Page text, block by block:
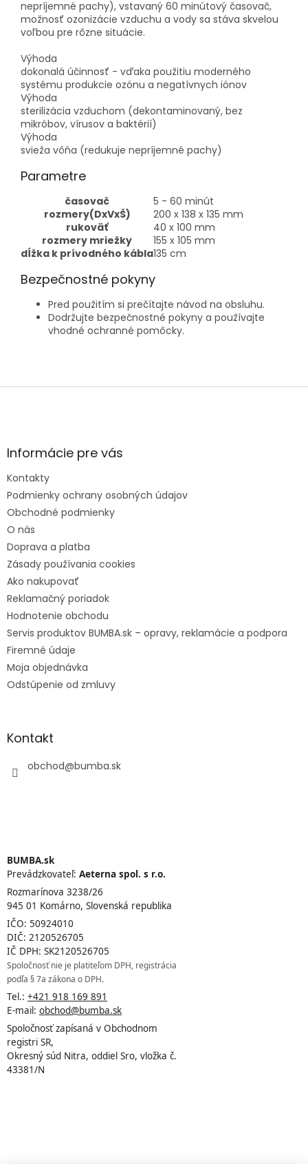
nepríjemné pachy), vstavaný 60 minútový časovač,
možnosť ozonizácie vzduchu a vody sa stáva skvelou
voľbou pre rôzne situácie.
Výhoda
dokonalá účinnosť - vďaka použitiu moderného
systému produkcie ozónu a negatívnych iónov
Výhoda
sterilizácia vzduchom (dekontaminovaný, bez
mikróbov, vírusov a baktérií)
Výhoda
svieža vôňa (redukuje nepríjemné pachy)
Parametre
časovač
5 - 60 minút
rozmery(DxVxŠ)
200 x 138 x 135 mm
rukoväť
40 x 100 mm
rozmery mriežky
155 x 105 mm
dĺžka k prívodného kábla135 cm
Bezpečnostné pokyny
Pred použitím si prečítajte návod na obsluhu.
Dodržujte bezpečnostné pokyny a používajte
vhodné ochranné pomôcky.
e
Informácie pre vás
Kontakty
Podmienky ochrany osobných údajov
Obchodné podmienky
O nás
Doprava a platba
Zásady používania cookies
Ako nakupovať
Reklamačný poriadok
Hodnotenie obchodu
Servis produktov BUMBA.sk – opravy, reklamácie a podpora
Firemné údaje
Moja objednávka
Odstúpenie od zmluvy
Kontakt
obchod@bumba.sk
BUMBA.sk
Prevádzkovateľ: Aeterna spol. s r.o.
Rozmarínova 3238/26
945 01 Komárno, Slovenská republika
IČO: 50924010
DIČ: 2120526705
IČ DPH: SK2120526705
Spoločnosť nie je platiteľom DPH, registrácia
podľa § 7a zákona o DPH.
Tel.: +421 918 169 891
E-mail: obchod@bumba.sk
Spoločnosť zapísaná v Obchodnom
registri SR,
Okresný súd Nitra, oddiel Sro, vložka č.
43381/N